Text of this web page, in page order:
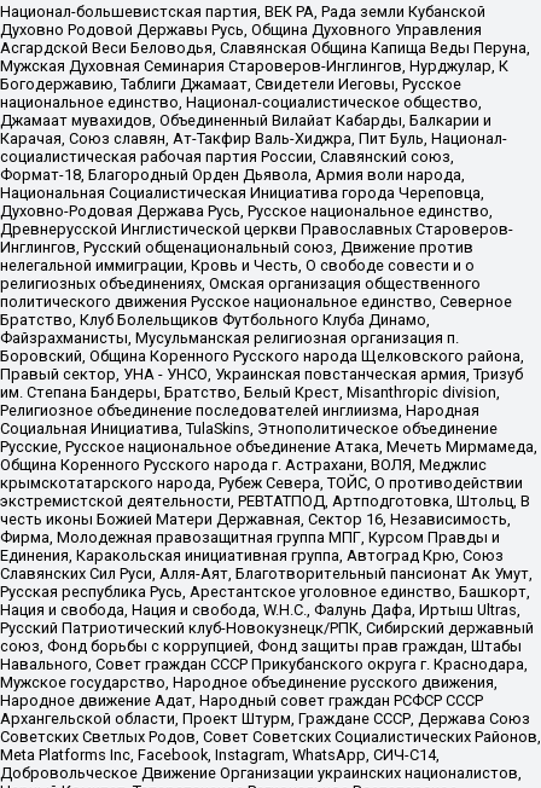
Национал-большевистская партия, ВЕК РА, Рада земли Кубанской
Духовно Родовой Державы Русь, Община Духовного Управления
Асгардской Веси Беловодья, Славянская Община Капища Веды Перуна,
Мужская Духовная Семинария Староверов-Инглингов, Нурджулар, К
Богодержавию, Таблиги Джамаат, Свидетели Иеговы, Русское
национальное единство, Национал-социалистическое общество,
Джамаат мувахидов, Объединенный Вилайат Кабарды, Балкарии и
Карачая, Союз славян, Ат-Такфир Валь-Хиджра, Пит Буль, Национал-
социалистическая рабочая партия России, Славянский союз,
Формат-18, Благородный Орден Дьявола, Армия воли народа,
Национальная Социалистическая Инициатива города Череповца,
Духовно-Родовая Держава Русь, Русское национальное единство,
Древнерусской Инглистической церкви Православных Староверов-
Инглингов, Русский общенациональный союз, Движение против
нелегальной иммиграции, Кровь и Честь, О свободе совести и о
религиозных объединениях, Омская организация общественного
политического движения Русское национальное единство, Северное
Братство, Клуб Болельщиков Футбольного Клуба Динамо,
Файзрахманисты, Мусульманская религиозная организация п.
Боровский, Община Коренного Русского народа Щелковского района,
Правый сектор, УНА - УНСО, Украинская повстанческая армия, Тризуб
им. Степана Бандеры, Братство, Белый Крест, Misanthropic division,
Религиозное объединение последователей инглиизма, Народная
Социальная Инициатива, TulaSkins, Этнополитическое объединение
Русские, Русское национальное объединение Атака, Мечеть Мирмамеда,
Община Коренного Русского народа г. Астрахани, ВОЛЯ, Меджлис
крымскотатарского народа, Рубеж Севера, ТОЙС, О противодействии
экстремистской деятельности, РЕВТАТПОД, Артподготовка, Штольц, В
честь иконы Божией Матери Державная, Сектор 16, Независимость,
Фирма, Молодежная правозащитная группа МПГ, Курсом Правды и
Единения, Каракольская инициативная группа, Автоград Крю, Союз
Славянских Сил Руси, Алля-Аят, Благотворительный пансионат Ак Умут,
Русская республика Русь, Арестантское уголовное единство, Башкорт,
Нация и свобода, Нация и свобода, W.H.С., Фалунь Дафа, Иртыш Ultras,
Русский Патриотический клуб-Новокузнецк/РПК, Сибирский державный
союз, Фонд борьбы с коррупцией, Фонд защиты прав граждан, Штабы
Навального, Совет граждан СССР Прикубанского округа г. Краснодара,
Мужское государство, Народное объединение русского движения,
Народное движение Адат, Народный совет граждан РСФСР СССР
Архангельской области, Проект Штурм, Граждане СССР, Держава Союз
Советских Светлых Родов, Совет Советских Социалистических Районов,
Meta Platforms Inc, Facebook, Instagram, WhatsApp, СИЧ-С14,
Добровольческое Движение Организации украинских националистов,